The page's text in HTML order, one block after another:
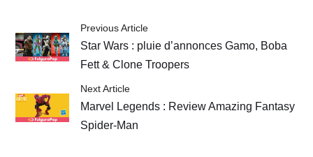
Previous Article
Star Wars : pluie d’annonces Gamo, Boba
Fett & Clone Troopers
Next Article
Marvel Legends : Review Amazing Fantasy
Spider-Man